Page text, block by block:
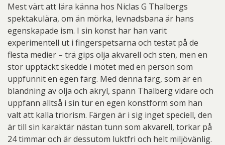
Mest värt att lära känna hos Niclas G Thalbergs
spektakulära, om än mörka, levnadsbana är hans
egenskapade ism. I sin konst har han varit
experimentell ut i fingerspetsarna och testat på de
flesta medier – trä gips olja akvarell och sten, men en
stor upptäckt skedde i mötet med en person som
uppfunnit en egen färg. Med denna färg, som är en
blandning av olja och akryl, spann Thalberg vidare och
uppfann alltså i sin tur en egen konstform som han
valt att kalla triorism. Färgen är i sig inget speciell, den
är till sin karaktär nästan tunn som akvarell, torkar på
24 timmar och är dessutom luktfri och helt miljövänlig.